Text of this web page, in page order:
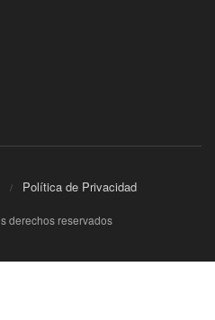
Política de Privacidad
derechos reservados